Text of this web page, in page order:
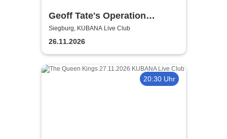
Geoff Tate's Operation
Mindcrime - The Final
Chapter
Siegburg, KUBANA Live Club
26.11.2026
20:30 Uhr